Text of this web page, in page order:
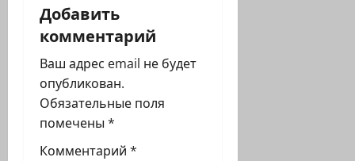
п
и
с
и
Добавить
комментарий
Ваш адрес email не будет
опубликован.
Обязательные поля
помечены *
Комментарий *